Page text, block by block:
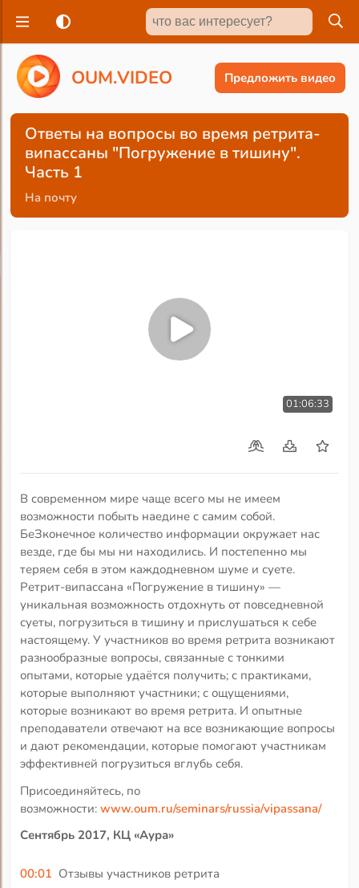
OUM.VIDEO Предложить видео
Ответы на вопросы во время ретрита-
випассаны "Погружение в тишину".
Часть 1
На почту
01:06:33
В современном мире чаще всего мы не имеем
возможности побыть наедине с самим собой.
БеЗконечное количество информации окружает нас
везде, где бы мы ни находились. И постепенно мы
теряем себя в этом каждодневном шуме и суете.
Ретрит-випассана «Погружение в тишину» —
уникальная возможность отдохнуть от повседневной
суеты, погрузиться в тишину и прислушаться к себе
настоящему. У участников во время ретрита возникают
разнообразные вопросы, связанные с тонкими
опытами, которые удаётся получить; с практиками,
которые выполняют участники; с ощущениями,
которые возникают во время ретрита. И опытные
преподаватели отвечают на все возникающие вопросы
и дают рекомендации, которые помогают участникам
эффективней погрузиться вглубь себя.
Присоединяйтесь, по
возможности:www.oum.ru/seminars/russia/vipassana/
Сентябрь 2017, КЦ «Аура»
00:01 Отзывы участников ретрита